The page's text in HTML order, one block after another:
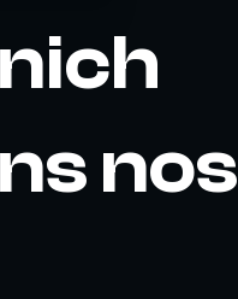
nos